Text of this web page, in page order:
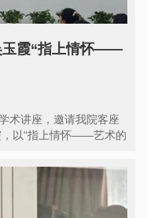
玉霞“指上情怀——
术讲座，邀请我院客座
，以“指上情怀——艺术的